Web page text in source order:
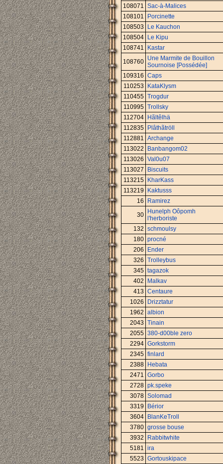
108071 Sac-à-Malices
108101
Porcinette
108503
Le Kauchon
108504
Le Kipu
108741
Kastar
108760 Une Marmite de Bouillon
Sournoise [Possédée]
109316 Caps
110253
KataKlysm
110455 Trogdur
110995 Trollsky
112704
Hãltêlhä
112835
Plâthãtröll
112881 Archange
113022
Banbangom02
113026 Val0u07
113027
Biscuits
113215
KharKass
113219
Kaktusss
16
Ramirez
30
Hunelph Oôpomh
l'herboriste
132 schmoulsy
180 procné
206
Ender
326 Trolleybus
345 tagazok
402
Malkav
413 Centaure
1026
Drizztatur
1962 albion
2043 Tinain
2055 380-d00ble zero
2294 Gorkstorm
2345 finlard
2388
Hebata
2471 Gorbo
2728 pk.speke
3078 Solomad
3319
Bérior
3604
BlanKeTroll
3780 grosse bouse
3932
Rabbitwhite
5181 ira
5523 Gortouskipace